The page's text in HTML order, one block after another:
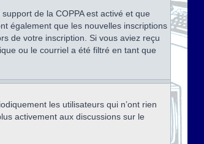
de la COPPA est activé et que
également que les nouvelles inscriptions
de votre inscription. Si vous aviez reçu
ou le courriel a été filtré en tant que
les utilisateurs qui n’ont rien
activement aux discussions sur le